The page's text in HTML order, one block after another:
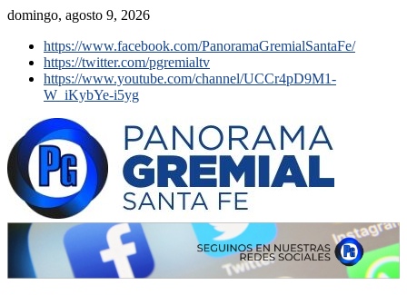
domingo, agosto 9, 2026
https://www.facebook.com/PanoramaGremialSantaFe/
https://twitter.com/pgremialtv
https://www.youtube.com/channel/UCCr4pD9M1-
W_iKybYe-i5yg